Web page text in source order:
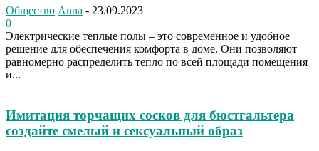
Общество Anna - 23.09.2023
0
Электрические теплые полы – это современное и удобное
решение для обеспечения комфорта в доме. Они позволяют
равномерно распределить тепло по всей площади помещения
и...
Имитация торчащих сосков для бюстгальтера
создайте смелый и сексуальный образ